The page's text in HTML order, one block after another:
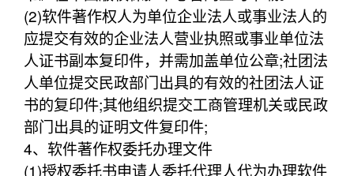
(2)软件著作权人为单位企业法人或事业法人的
应提交有效的企业法人营业执照或事业单位法
人证书副本复印件，并需加盖单位公章;社团法
人单位提交民政部门出具的有效的社团法人证
书的复印件;其他组织提交工商管理机关或民政
部门出具的证明文件复印件;
4、软件著作权委托办理文件
(1)授权委托书申请人委托代理人代为办理软件